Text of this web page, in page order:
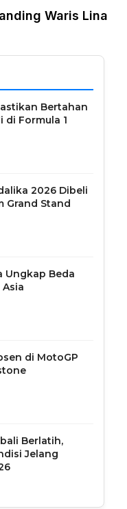
Waris Lina
Bertahan
di Formula 1
2026 Dibeli
Grand Stand
Ungkap Beda
di MotoGP
Berlatih,
Jelang